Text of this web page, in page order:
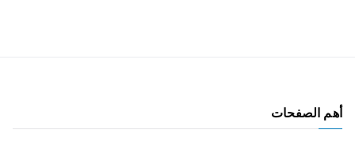
أهم الصفحات